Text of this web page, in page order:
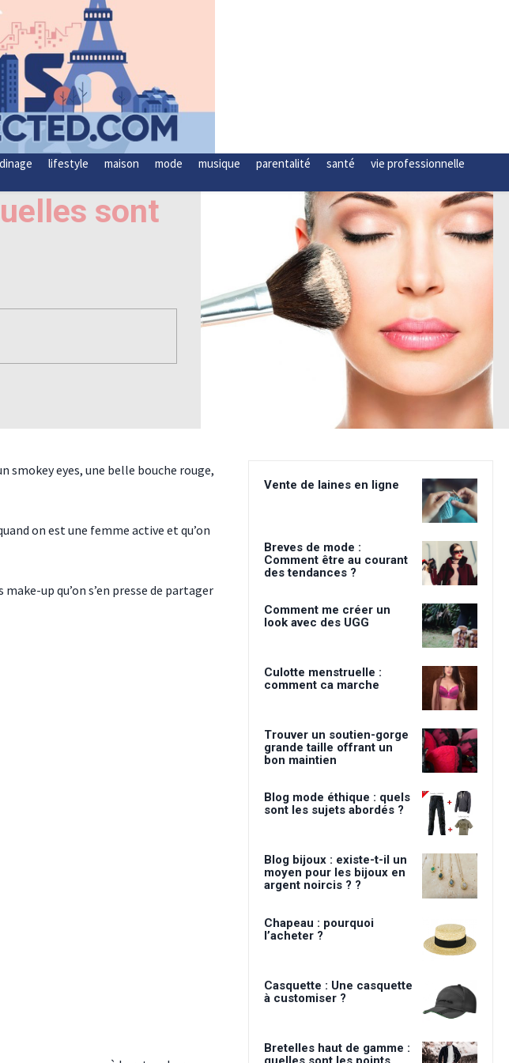
lifestyle maison mode musique parentalité santé
vie professionnelle
sont
smokey eyes, une belle bouche rouge,
on est une femme active et qu’on
up qu’on s’en presse de partager
Vente de laines en ligne
Breves de mode :
Comment être au courant
des tendances ?
Comment me créer un
look avec des UGG
Culotte menstruelle :
comment ca marche
Trouver un soutien-gorge
grande taille offrant un
bon maintien
Blog mode éthique : quels
sont les sujets abordés ?
Blog bijoux : existe-t-il un
moyen pour les bijoux en
argent noircis ? ?
Chapeau : pourquoi
l’acheter ?
Casquette : Une casquette
à customiser ?
Bretelles haut de gamme :